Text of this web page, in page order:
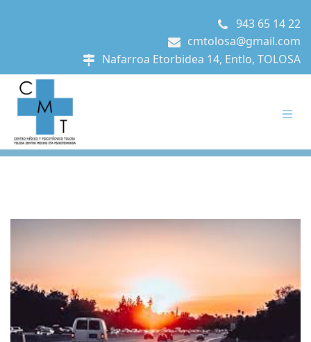
943 65 14 22
cmtolosa@gmail.com
Nafarroa Etorbidea 14, Entlo, TOLOSA